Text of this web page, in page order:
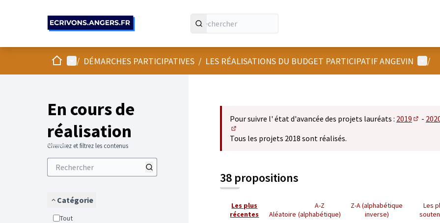
AccueilMenu principal
/ DÉMARCHES PARTICIPATIVES / LES RÉALISATIONS DU BUDGET PARTICIPATIF ANGEVIN /
En cours de
réalisation
Cherchez et filtrez les contenus
Catégorie
Tout
Pour suivre l' état d'avancée des projets lauréats : 2019 -
(S'ouvre dans un nouvel onglet)
Tous les projets 2018 sont réalisés.
38 propositions
Les plus
récentes
Aléatoire
A-Z
(alphabétique)
Z-A (alphabétique
inverse)
Les